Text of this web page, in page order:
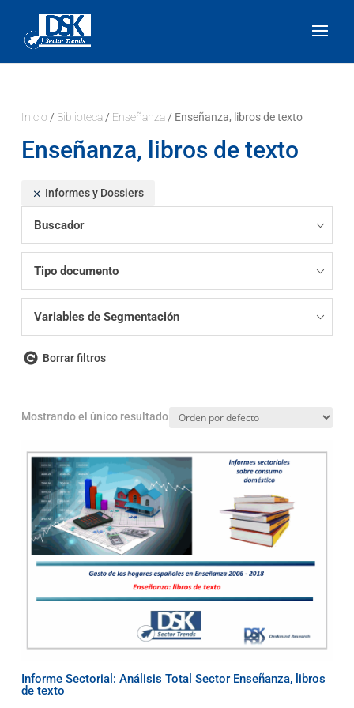
Inicio / Biblioteca/ Enseñanza/ Enseñanza, libros de texto
Enseñanza, libros de texto
Informes y Dossiers
Buscador
Tipo documento
Variables de Segmentación
Borrar filtros
Mostrando el único resultado
Informe Sectorial: Análisis Total Sector Enseñanza, libros
de texto